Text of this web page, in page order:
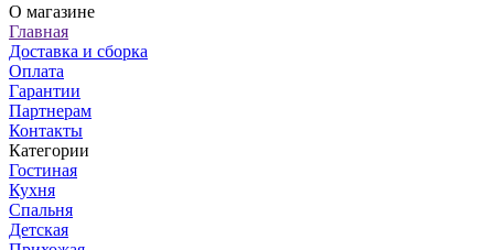
О магазине
Главная
Доставка и сборка
Оплата
Гарантии
Партнерам
Контакты
Категории
Гостиная
Кухня
Спальня
Детская